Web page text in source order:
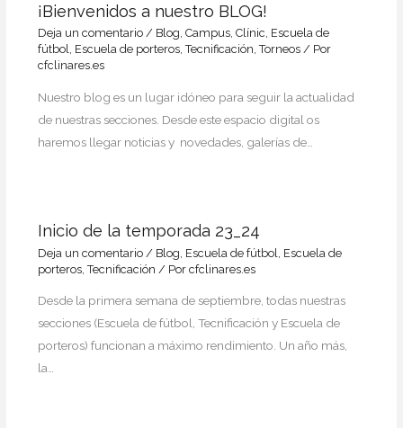
¡Bienvenidos a nuestro BLOG!
Deja un comentario / Blog, Campus, Clínic, Escuela de
fútbol, Escuela de porteros,Tecnificación,Torneos/ Por
cfclinares.es
Nuestro blog es un lugar idóneo para seguir la actualidad
de nuestras secciones. Desde este espacio digital os
haremos llegar noticias y novedades, galerías de…
Inicio de la temporada 23_24
Deja un comentario / Blog Escuela de fútbol Escuela de
porteros,Tecnificación / Por cfclinares.es
Desde la primera semana de septiembre, todas nuestras
secciones (Escuela de fútbol, Tecnificación y Escuela de
porteros) funcionan a máximo rendimiento. Un año más,
la…